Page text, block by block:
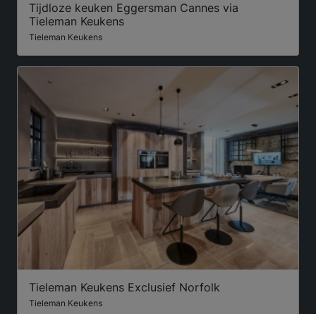
Tijdloze keuken Eggersman Cannes via
Tieleman Keukens
Tieleman Keukens
Tieleman Keukens Exclusief Norfolk
Tieleman Keukens